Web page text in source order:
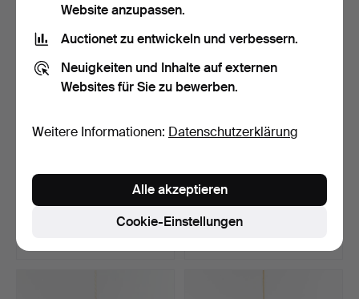
POUL HENNINGSEN.
Louis Poulsen. PH 5-4,5 "…
Beendet 3. Aug 2026
Ein Paar Belid 'Diablo'
Deckenleuchten. Sc…
Beendet 3. Aug 2026
16 Gebote
Website anzupassen.
Auctionet zu entwickeln und verbessern.
Neuigkeiten und Inhalte auf externen
Websites für Sie zu bewerben.
Weitere Informationen: Datenschutzerklärung
Cookie-Einstellungen
Alle akzeptieren